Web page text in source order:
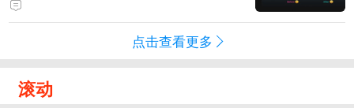
点击查看更多
滚动